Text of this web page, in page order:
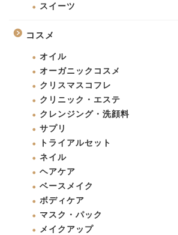
スイーツ
コスメ
オイル
オーガニックコスメ
クリスマスコフレ
クリニック・エステ
クレンジング・洗顔料
サプリ
トライアルセット
ネイル
ヘアケア
ベースメイク
ボディケア
マスク・パック
メイクアップ